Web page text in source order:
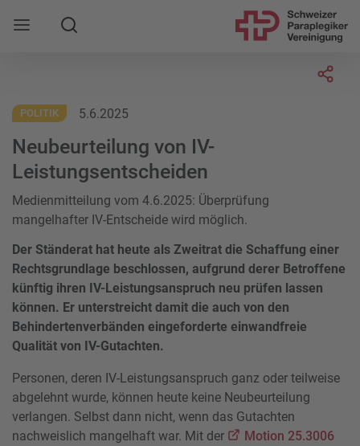
Mobile Navigation öffnen
Suche
POLITIK 5.6.2025
Neubeurteilung von IV-
Leistungsentscheiden
Medienmitteilung vom 4.6.2025: Überprüfung
mangelhafter IV-Entscheide wird möglich.
Der Ständerat hat heute als Zweitrat die Schaffung einer
Rechtsgrundlage beschlossen, aufgrund derer Betroffene
künftig ihren IV-Leistungsanspruch neu prüfen lassen
können. Er unterstreicht damit die auch von den
Behindertenverbänden eingeforderte einwandfreie
Qualität von IV-Gutachten.
Personen, deren IV-Leistungsanspruch ganz oder teilweise
abgelehnt wurde, können heute keine Neubeurteilung
verlangen. Selbst dann nicht, wenn das Gutachten
nachweislich mangelhaft war. Mit der
Motion 25.3006